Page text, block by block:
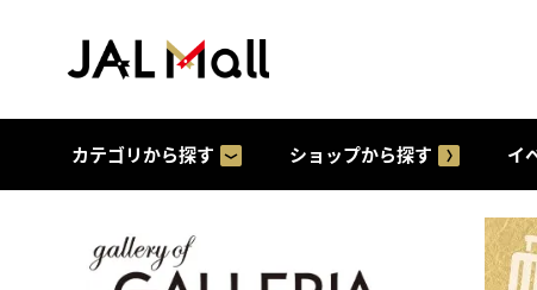
カテゴリから探す ショップから探す イ